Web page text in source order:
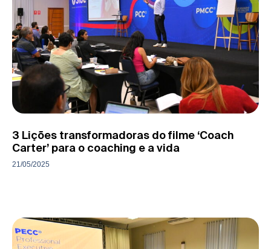
3 Lições transformadoras do filme ‘Coach
Carter’ para o coaching e a vida
21/05/2025